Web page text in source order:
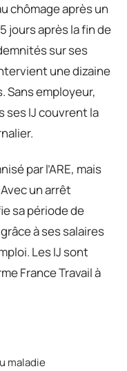
chômage après un
jours après la fin de
sur ses
une dizaine
Sans employeur,
ses IJ couvrent la
par l’ARE, mais
un arrêt
sa période de
à ses salaires
Les IJ sont
France Travail à
maladie